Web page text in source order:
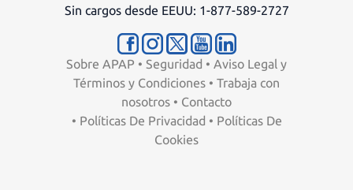
Sin cargos desde EEUU: 1-877-589-2727
Sobre APAP • Seguridad • Aviso Legal y
Términos y Condiciones • Trabaja con
nosotros • Contacto
• Políticas De Privacidad • Políticas De
Cookies